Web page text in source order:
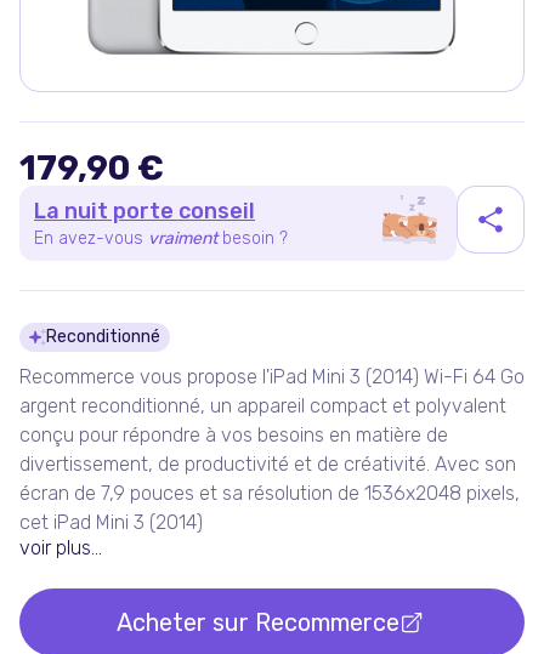
179,90 €
La nuit porte conseil
En avez-vous vraiment besoin ?
Détails du produit
Reconditionné
Recommerce vous propose l'iPad Mini 3 (2014) Wi-Fi 64 Go
argent reconditionné, un appareil compact et polyvalent
conçu pour répondre à vos besoins en matière de
divertissement, de productivité et de créativité. Avec son
écran de 7,9 pouces et sa résolution de 1536x2048 pixels,
cet iPad Mini 3 (2014)
voir plus...
Acheter sur Recommerce